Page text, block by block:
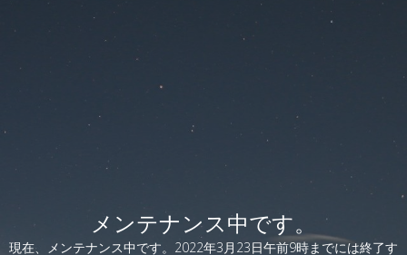
メンテナンス中です。
現在、メンテナンス中です。2022年3月23日午前9時までには終了す